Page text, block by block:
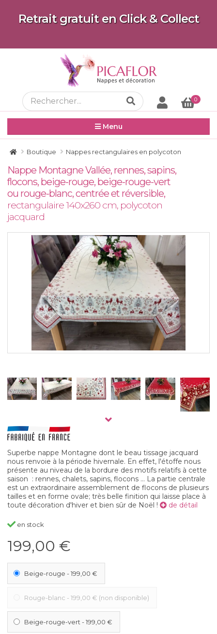
Retrait gratuit en Click & Collect
0
Menu
Boutique Nappes rectangulaires en polycoton
Nappe Montagne Vallée, rennes, sapins,
flocons, beige-rouge, beige-rouge-vert
ou rouge-blanc, centrée et réversible,
rectangulaire 140x260 cm, polycoton
jacquard
Superbe nappe Montagne dont le beau tissage jacquard
nous renvoie à la période hivernale. En effet, l'étoffe nous
présente au niveau de la bordure des motifs relatifs à cette
saison : rennes, chalets, sapins, flocons ... La partie centrale
est un extraordinaire assemblement de flocons de plusieurs
tailles et en forme ovale; très belle finition qui laisse place à
toute décoration d'hiver et bien sûr de Noël !
de détail
en stock
199,00 €
Beige-rouge -199,00 €
Rouge-blanc - 199,00 € (non disponible)
Beige-rouge-vert -199,00 €